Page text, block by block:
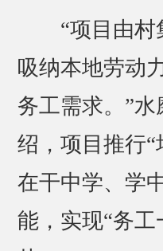
“项目由村
吸纳本地劳动
务工需求。”
绍，项目推行
在干中学、学
能，实现“务